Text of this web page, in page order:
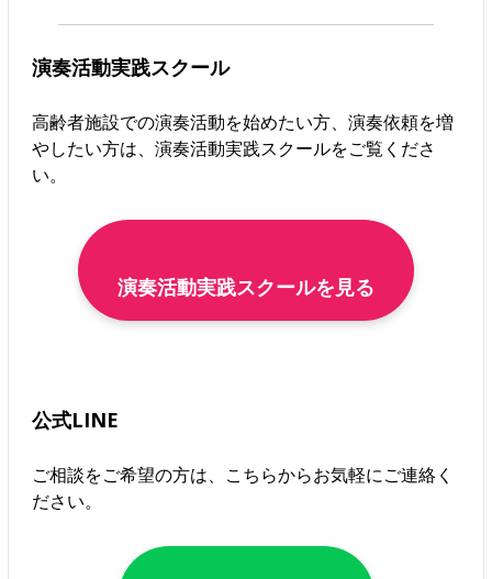
演奏活動実践スクール
高齢者施設での演奏活動を始めたい方、演奏依頼を増
やしたい方は、演奏活動実践スクールをご覧くださ
い。
演奏活動実践スクールを見る
公式LINE
ご相談をご希望の方は、こちらからお気軽にご連絡く
ださい。